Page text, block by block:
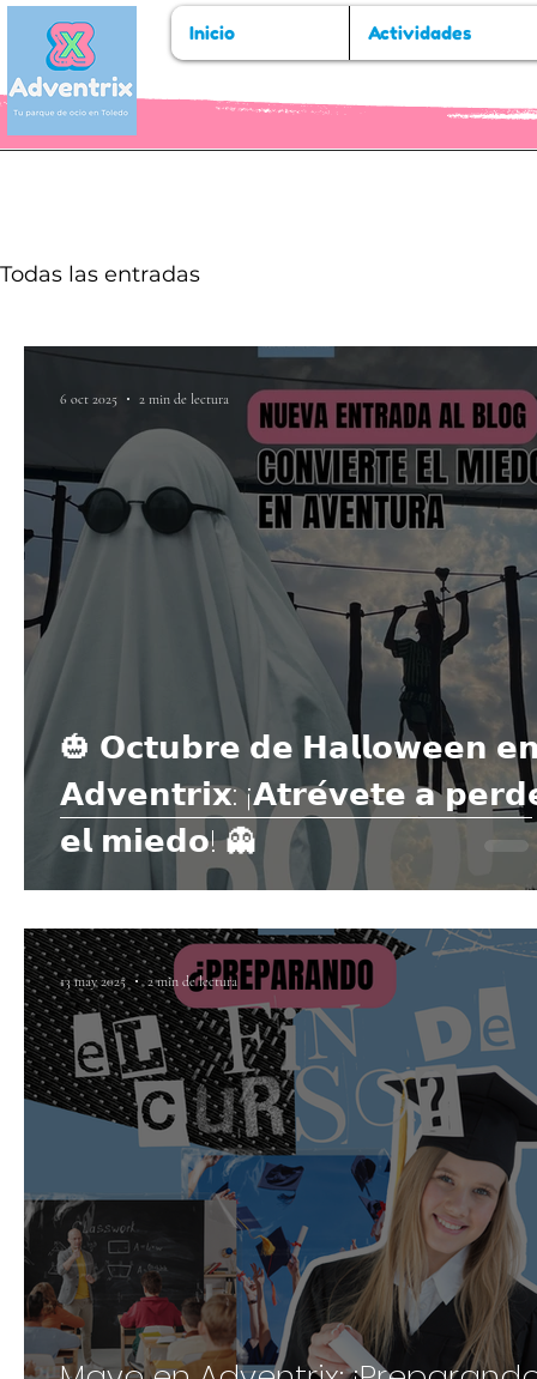
Inicio Actividades
Todas las entradas
🎃 𝗢𝗰𝘁𝘂𝗯𝗿𝗲 𝗱𝗲 𝗛𝗮𝗹𝗹𝗼𝘄𝗲𝗲𝗻
𝗔𝗱𝘃𝗲𝗻𝘁𝗿𝗶𝘅: ¡𝗔𝘁𝗿𝗲́𝘃𝗲𝘁𝗲 𝗮
𝗲𝗹 𝗺𝗶𝗲𝗱𝗼! 👻
6 oct 2025 2 min de lectura
13 may 2025 2 min de lectura